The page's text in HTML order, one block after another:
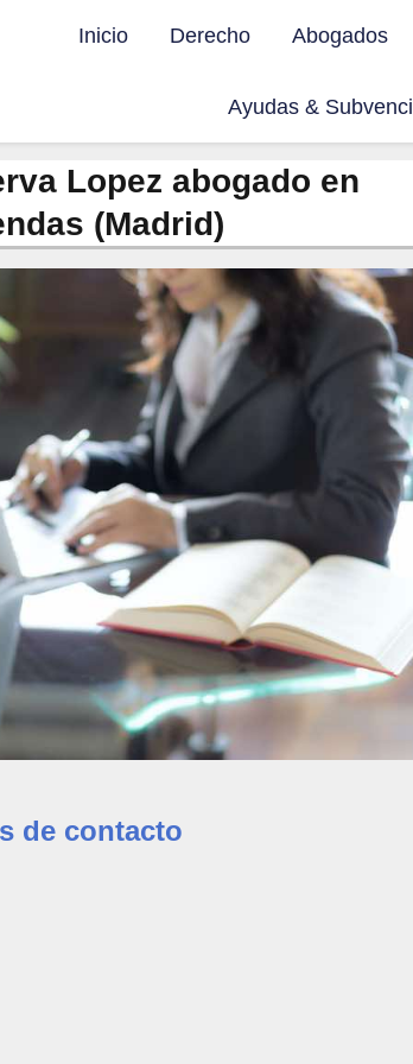
Inicio Derecho Abogados
Ayudas &
Lopez abogado en
(Madrid)
de contacto